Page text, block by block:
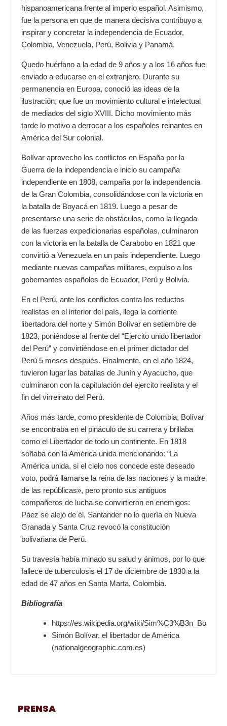
hispanoamericana frente al imperio español. Asimismo,
fue la persona en que de manera decisiva contribuyo a
inspirar y concretar la independencia de Ecuador,
Colombia, Venezuela, Perú, Bolivia y Panamá.
Quedo huérfano a la edad de 9 años y a los 16 años fue
enviado a educarse en el extranjero. Durante su
permanencia en Europa, conoció las ideas de la
ilustración, que fue un movimiento cultural e intelectual
de mediados del siglo XVIII. Dicho movimiento más
tarde lo motivo a derrocar a los españoles reinantes en
América del Sur colonial.
Bolívar aprovecho los conflictos en España por la
Guerra de la independencia e inicio su campaña
independiente en 1808, campaña por la independencia
de la Gran Colombia, consolidándose con la victoria en
la batalla de Boyacá en 1819. Luego a pesar de
presentarse una serie de obstáculos, como la llegada
de las fuerzas expedicionarias españolas, culminaron
con la victoria en la batalla de Carabobo en 1821 que
convirtió a Venezuela en un país independiente. Luego
mediante nuevas campañas militares, expulso a los
gobernantes españoles de Ecuador, Perú y Bolivia.
En el Perú, ante los conflictos contra los reductos
realistas en el interior del país, llega la corriente
libertadora del norte y Simón Bolívar en setiembre de
1823, poniéndose al frente del “Ejercito unido libertador
del Perú” y convirtiéndose en el primer dictador del
Perú 5 meses después. Finalmente, en el año 1824,
tuvieron lugar las batallas de Junín y Ayacucho, que
culminaron con la capitulación del ejercito realista y el
fin del virreinato del Perú.
Años más tarde, como presidente de Colombia, Bolívar
se encontraba en el pináculo de su carrera y brillaba
como el Libertador de todo un continente. En 1818
soñaba con la América unida mencionando: “La
América unida, si el cielo nos concede este deseado
voto, podrá llamarse la reina de las naciones y la madre
de las repúblicas», pero pronto sus antiguos
compañeros de lucha se convirtieron en enemigos:
Páez se alejó de él, Santander no lo quería en Nueva
Granada y Santa Cruz revocó la constitución
bolivariana de Perú.
Su travesía había minado su salud y ánimos, por lo que
fallece de tuberculosis el 17 de diciembre de 1830 a la
edad de 47 años en Santa Marta, Colombia.
Bibliografía
https://es.wikipedia.org/wiki/
Simón Bolívar, el libertador de América
(nationalgeographic.com.es)
PRENSA